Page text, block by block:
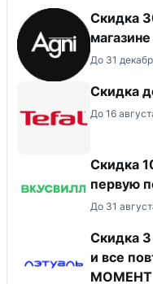
Скидка
До 31
Скидка
До 16
Скидка
первую
До 31
Скидка
и все
МОМЕНТ